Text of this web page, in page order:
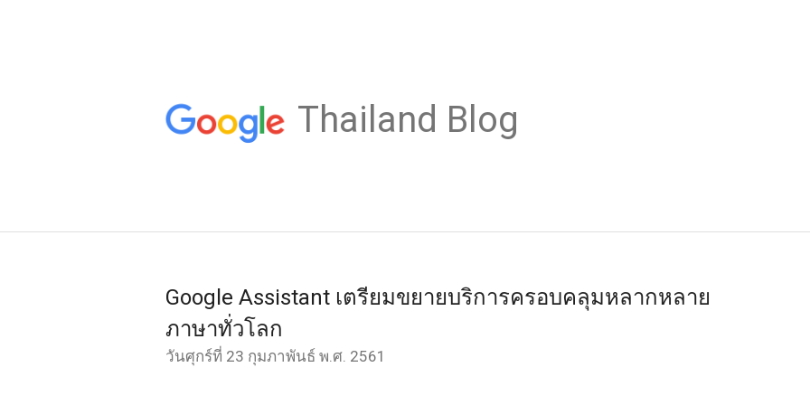
Thailand Blog
Google Assistant เตรียมขยายบริการครอบคลุมหลากหลาย
ภาษาทั่วโลก
วันศุกร์ที่ 23 กุมภาพันธ์ พ.ศ. 2561